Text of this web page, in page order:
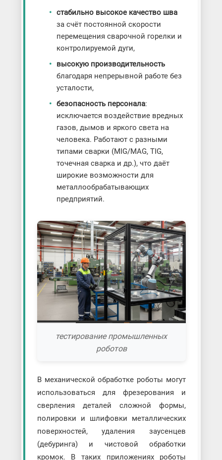
стабильно высокое качество шва
за счёт постоянной скорости
перемещения сварочной горелки и
контролируемой дуги,
высокую производительность
благодаря непрерывной работе без
усталости,
безопасность персонала:
исключается воздействие вредных
газов, дымов и яркого света на
человека. Работают с разными
типами сварки (MIG/MAG, TIG,
точечная сварка и др.), что даёт
широкие возможности для
металлообрабатывающих
предприятий.
тестирование промышленных
роботов
В механической обработке роботы могут
использоваться для фрезерования и
сверления деталей сложной формы,
полировки и шлифовки металлических
поверхностей, удаления заусенцев
(дебуринга) и чистовой обработки
кромок. В таких приложениях роботы